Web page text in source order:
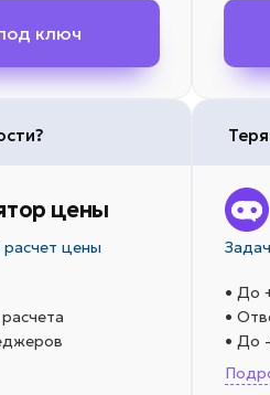
ключ
цены
цены
• До
•
• До